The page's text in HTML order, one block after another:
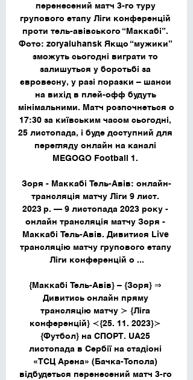
перенесений матч 3-го туру
групового етапу Ліги конференцій
проти тель-авівського “Маккабі”.
Фото: zoryaluhansk Якщо “мужики”
зможуть сьогодні виграти то
залишуться у боротьбі за
євровесну, у разі поразки – шанси
на вихід в плей-офф будуть
мінімальними. Матч розпочнеться о
17:30 за київським часом сьогодні,
25 листопада, і буде доступний для
перегляду онлайн на каналі
MEGOGO Football 1.
Зоря - Маккабі Тель-Авів: онлайн-
трансляція матчу Ліги 9 лист.
2023 р. — 9 листопада 2023 року -
онлайн трансляція матчу Зоря -
Маккабі Тель-Авів. Дивитися Live
трансляцію матчу групового етапу
Ліги конференцій о ...
{Маккабі Тель-Авів} – {Зоря} ⇒
Дивитись онлайн пряму
трансляцію матчу ≻ {Ліга
конференцій} ≺{25. 11. 2023}≻
{Футбол} на СПОРТ. UA25
листопада в Сербії на стадіоні
«ТСЦ Арена» (Бачка-Топола)
відбудеться перенесений матч 3-го